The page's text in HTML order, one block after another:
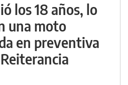
los 18 años, lo
una moto
en preventiva